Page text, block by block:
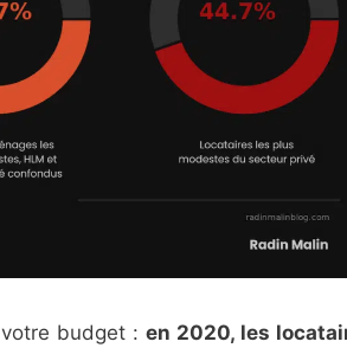
votre budget :en 2020, les